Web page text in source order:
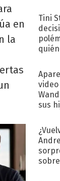
en
la
Tini
sus